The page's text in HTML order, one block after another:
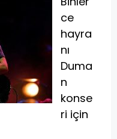
ce
hayra
nı
Duma
n
konse
ri için